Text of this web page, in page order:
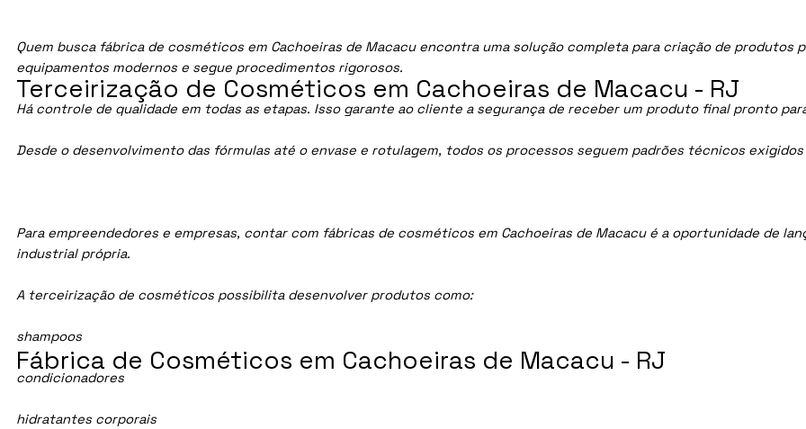
Quem busca fábrica de cosméticos em Cachoeiras de Macacu encontra uma solução completa para criação de produtos
equipamentos modernos e segue procedimentos rigorosos.
Há controle de qualidade em todas as etapas. Isso garante ao cliente a segurança de receber um produto final pronto
Desde o desenvolvimento das fórmulas até o envase e rotulagem, todos os processos seguem padrões técnicos
Para empreendedores e empresas, contar com fábricas de cosméticos em Cachoeiras de Macacu é a oportunidade de
industrial própria.
A terceirização de cosméticos possibilita desenvolver produtos como:
shampoos
condicionadores
hidratantes corporais
Fábrica de Cosméticos em Cachoeiras de Macacu - RJ
Terceirização de Cosméticos em Cachoeiras de Macacu - RJ